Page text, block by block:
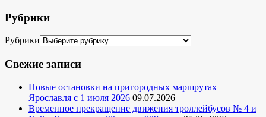
Рубрики
Рубрики
Свежие записи
Новые остановки на пригородных маршрутах
Ярославля с 1 июля 2026 09.07.2026
Временное прекращение движения троллейбусов № 4 и